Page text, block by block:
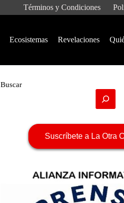
Términos y Condiciones
Ecosistemas Revelaciones
Buscar
Suscríbete a La Otra